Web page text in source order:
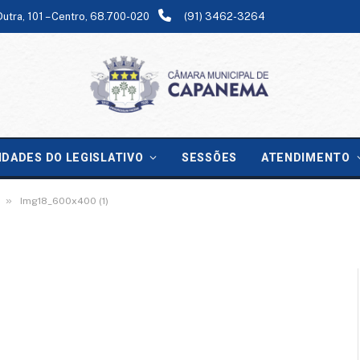
101 – Centro, 68.700-020 (91) 3462-3264
DO LEGISLATIVO SESSÕES ATENDIMENTO
» Img18_600x400 (1)